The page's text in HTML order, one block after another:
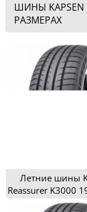
ШИНЫ KAPSEN
РАЗМЕРАХ
Летние шины
Reassurer K3000